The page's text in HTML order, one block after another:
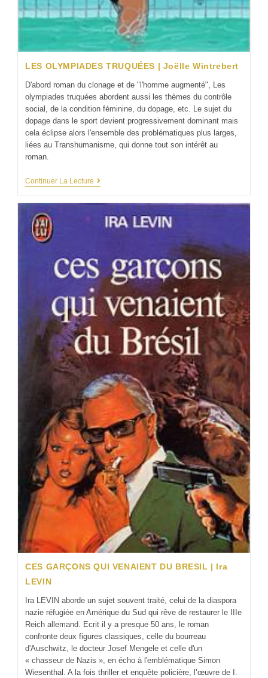
LES OLYMPIADES TRUQUÉES | Joëlle Wintrebert
D'abord roman du clonage et de "l'homme augmenté", Les
olympiades truquées abordent aussi les thèmes du contrôle
social, de la condition féminine, du dopage, etc. Le sujet du
dopage dans le sport devient progressivement dominant mais
cela éclipse alors l'ensemble des problématiques plus larges,
liées au Transhumanisme, qui donne tout son intérêt au
roman.
Continuer La Lecture
CES GARÇONS QUI VENAIENT DU BRESIL | Ira
LEVIN
Ira LEVIN aborde un sujet souvent traité, celui de la diaspora
nazie réfugiée en Amérique du Sud qui rêve de restaurer le IIIe
Reich allemand. Ecrit il y a presque 50 ans, le roman
confronte deux figures classiques, celle du bourreau
d'Auschwitz, le docteur Josef Mengele et celle d'un
« chasseur de Nazis », en écho à l'emblématique Simon
Wiesenthal. A la fois thriller et enquête policière, l’œuvre de I.